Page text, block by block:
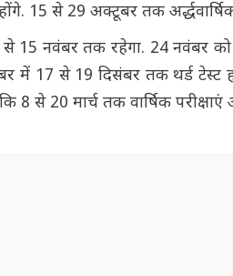
15 से 29 अक्टूबर तक अर्द्धवार्षिक
15 नवंबर तक रहेगा. 24 नवंबर
में 17 से 19 दिसंबर तक थर्ड टेस्ट
8 से 20 मार्च तक वार्षिक